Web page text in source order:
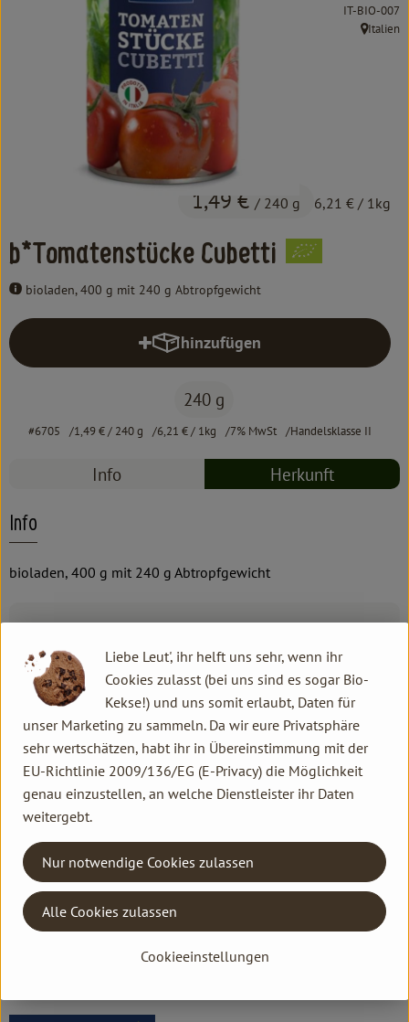
Kochen & Backen
Süß & Pikant
Erleben
b*Tomatenstücke Cubetti
bioladen, 400 g mit 240 g Abtropfgewicht
1,49 € / 240 g 6,21 € / 1kg
,IT-BIO-007
,Italien
hinzufügen
Produkt zum Warenkorb
240 g
#6705 1,49 €/ 240 g 6,21 €/ 1kg 7% MwSt Handelsklasse II
Info Herkunft
Info
bioladen, 400 g mit 240 g Abtropfgewicht
Zutaten
Produktdatenblatt
Herkunft
Hersteller: bioladen
Liebe Leut', ihr helft uns sehr, wenn ihr
Cookies zulasst (bei uns sind es sogar Bio-
Kekse!) und uns somit erlaubt, Daten für
unser Marketing zu sammeln. Da wir eure Privatsphäre
sehr wertschätzen, habt ihr in Übereinstimmung mit der
EU-Richtlinie 2009/136/EG (E-Privacy) die Möglichkeit
genau einzustellen, an welche Dienstleister ihr Daten
weitergebt.
Cookieeinstellungen
Nur notwendige Cookies zulassen
Alle Cookies zulassen